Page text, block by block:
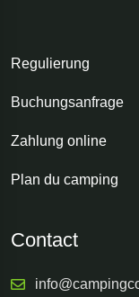
Regulierung
Buchungsanfrage
Zahlung online
Plan du camping
Contact